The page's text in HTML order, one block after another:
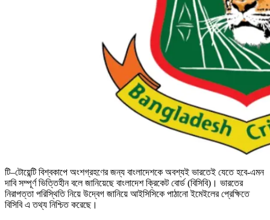
টি–টোয়েন্টি বিশ্বকাপে অংশগ্রহণের জন্য বাংলাদেশকে অবশ্যই ভারতেই যেতে হবে-এমন
দাবি সম্পূর্ণ ভিত্তিহীন বলে জানিয়েছে বাংলাদেশ ক্রিকেট বোর্ড (বিসিবি)। ভারতের
নিরাপত্তা পরিস্থিতি নিয়ে উদ্বেগ জানিয়ে আইসিসিকে পাঠানো ইমেইলের প্রেক্ষিতে
বিসিবি এ তথ্য নিশ্চিত করেছে।